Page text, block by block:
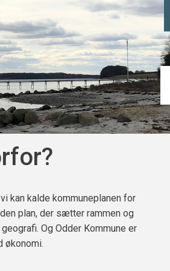
kan kalde kommuneplanen for
plan, der sætter rammen og
Og Odder Kommune er
økonomi.